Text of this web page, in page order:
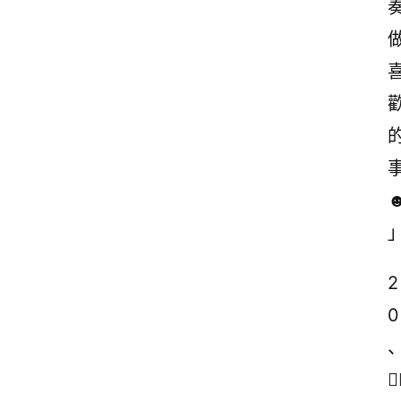
2
0